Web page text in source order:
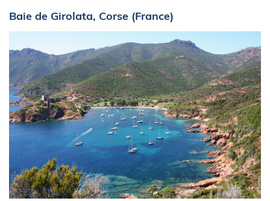
Baie de Girolata, Corse (France)